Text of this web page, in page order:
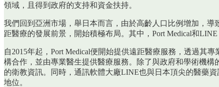
領域，且得到政府的支持和資金扶持。
我們回到亞洲市場，舉日本而言，由於高齡人口比例增加，
距醫療的發展前景，開始積極布局。其中，Port Medical和LINE
自2015年起，Port Medical便開始提供遠距醫療服務，透過其
構合作，並由專業醫生提供醫療服務。除了與政府和學術機構
的衛教資訊。同時，通訊軟體大廠LINE也與日本頂尖的醫藥
地位。